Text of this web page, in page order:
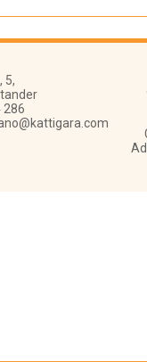
5,
286